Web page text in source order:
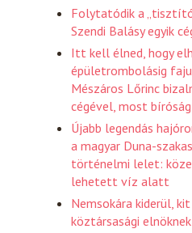
Folytatódik a
Szendi Balásy egyik
Itt kell élned, hogy
épületrombolásig
Mészáros Lőrinc
cégével, most
Újabb legendás
a magyar Duna-
történelmi lelet:
lehetett víz alatt
Nemsokára kiderül,
köztársasági